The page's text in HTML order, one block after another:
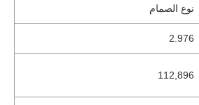
نوع الصمام
2.976
112,896